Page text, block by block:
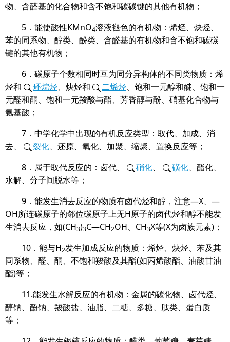
物、含醛基的化合物和含不饱和碳碳键的其他有机物；
5 ．能使酸性KMnO4溶液褪色的有机物：烯烃、炔烃、
苯的同系物、醇类、酚类、含醛基的有机物和含不饱和碳碳
键的其他有机物；
6 ．碳原子个数相同时互为同分异构体的不同类物质：烯
烃和
环烷烃、炔烃和 二烯烃、饱和一元醇和醚、饱和一
元醛和酮、饱和一元羧酸与酯、芳香醇与酚、硝基化合物与
氨基酸；
7 ．中学化学中出现的有机反应类型：取代、加成、消
去、
裂化、还原、氧化、加聚、缩聚、置换反应等；
8 ．属于取代反应的：卤代、 硝化、 磺化、酯化、
水解、分子间脱水等；
9 ．能发生消去反应的物质有卤代烃和醇，注意—X、—
OH所连碳原子的邻位碳原子上无H原子的卤代烃和醇不能发
生消去反应， 如(CH3)3C—CH2OH、 CH3X等(X为卤族元素) ；
10 ．能与H2发生加成反应的物质：烯烃、炔烃、苯及其
同系物、醛、酮、不饱和羧酸及其酯(如丙烯酸酯、油酸甘油
酯)等；
11.能发生水解反应的有机物：金属的碳化物、卤代烃、
醇钠、酚钠、羧酸盐、油脂、二糖、多糖、肽类、蛋白质
等；